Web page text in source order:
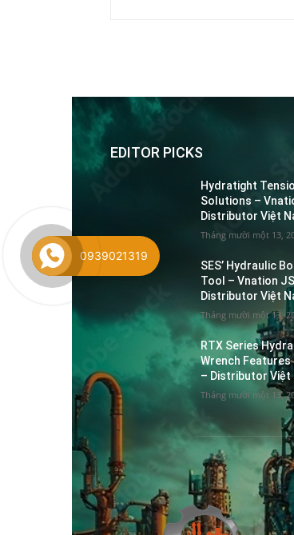
EDITOR PICKS
Hydratight
Solutions –
Distributor Việt
Tháng mười một 13,
SES’ Hydraulic
Tool – Vnation
Distributor Việt
Tháng mười một 13,
RTX Series
Wrench Features
– Distributor Việt
Tháng mười một 13,
0939021319